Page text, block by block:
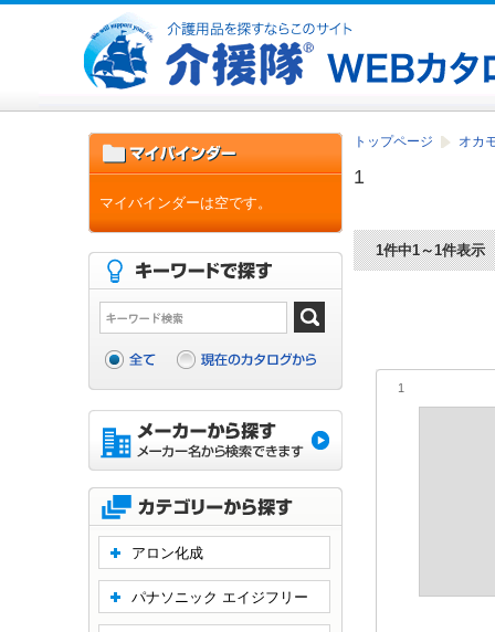
トップページ オカ
1
1件中1～1件表示
1
マイバインダーは空です。
アロン化成
パナソニック エイジフリー